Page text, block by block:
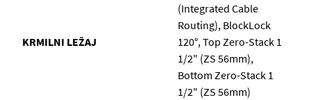
KRMILNI LEŽAJ
(Integrated Cable
Routing), BlockLock
120°, Top Zero-Stack 1
1/2" (ZS 56mm),
Bottom Zero-Stack 1
1/2" (ZS 56mm)